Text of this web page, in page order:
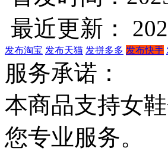
最近更新：
发布淘宝 发布天猫 发拼多多 发布快手
服务承诺：
本商品支持女
您专业服务。